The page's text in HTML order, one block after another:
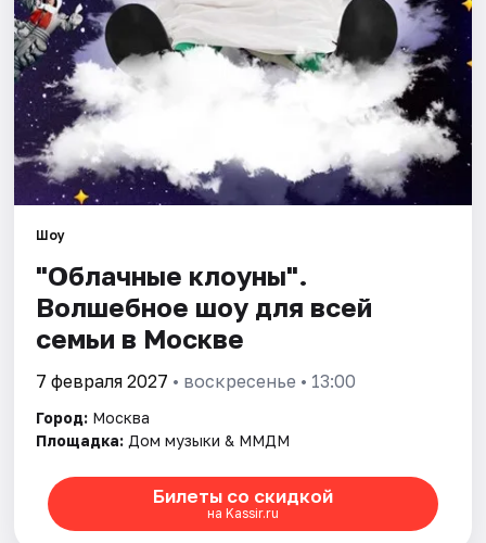
Рейтинги
Шоу
"Облачные клоуны".
Волшебное шоу для всей
семьи в Москве
7 февраля 2027 • воскресенье • 13:00
Город: Москва
Площадка: Дом музыки & ММДМ
Билеты со скидкой
на Kassir.ru